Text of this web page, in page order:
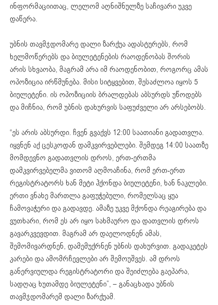
ინფორმაციითაც, ლელომ აღნიშნულზე საჩივარი უკვე
დაწერა.
უბნის თავმჯდომარე დალი ზარქუა ადასტურებს, რომ
ხელმოწერებს და ბიულეტენების რაოდენობას შორის
არის სხვაობა, მაგრამ არა იმ რაოდენობით, როგორც ამას
ოპოზიცია ირწმუნება. მისი სიტყვებით, შესაძლოა იყოს 5
ბიულეტენი. ის ოპოზიციის ბრალდებას აბსურდს უწოდებს
და მიჩნია, რომ უბნის დახურვის საფუძველი არ არსებობს.
“ეს არის აბსურდი. ჩვენ გვაქვს 12:00 საათიანი გადათვლა.
იყვნენ აქ ცესკოდან დამკვირვებლები. შემდეგ 14:00 საათზე
მომდევნო გადათვლის დროს, ერთ-ერთმა
დამკვირვებელმა ვითომ აღმოაჩინა, რომ ერთ-ერთ
რეგისტრატორს ხან მეტი ჰქონდა ბიულეტენი, ხან ნაკლები.
ერთი ვნახე მართლა გაფუჭებული, რომელსაც ყუა
ჩამოვაჭერი და გადავდე. ამაზე უკვე მქონდა რეაგირება და
ვუთხარი, რომ ეს არ იყო სახმაურო და დათვლის დროს
გავარკვევდით. მაგრამ არ დაელოდნენ ამას,
შემომივარდნენ, დამემუქრნენ უბნის დახურვით. გადაკეტეს
კარები და ამომრჩევლები არ შემოუშვეს. ამ დროს
განერვიულდა რეგისტრატორი და შეიძლება გაეპარა,
სადღაც ხუთამდე ბიულეტენი”, – განაცხადა უბნის
თავმჯდომარემ დალი ზარქუამ.